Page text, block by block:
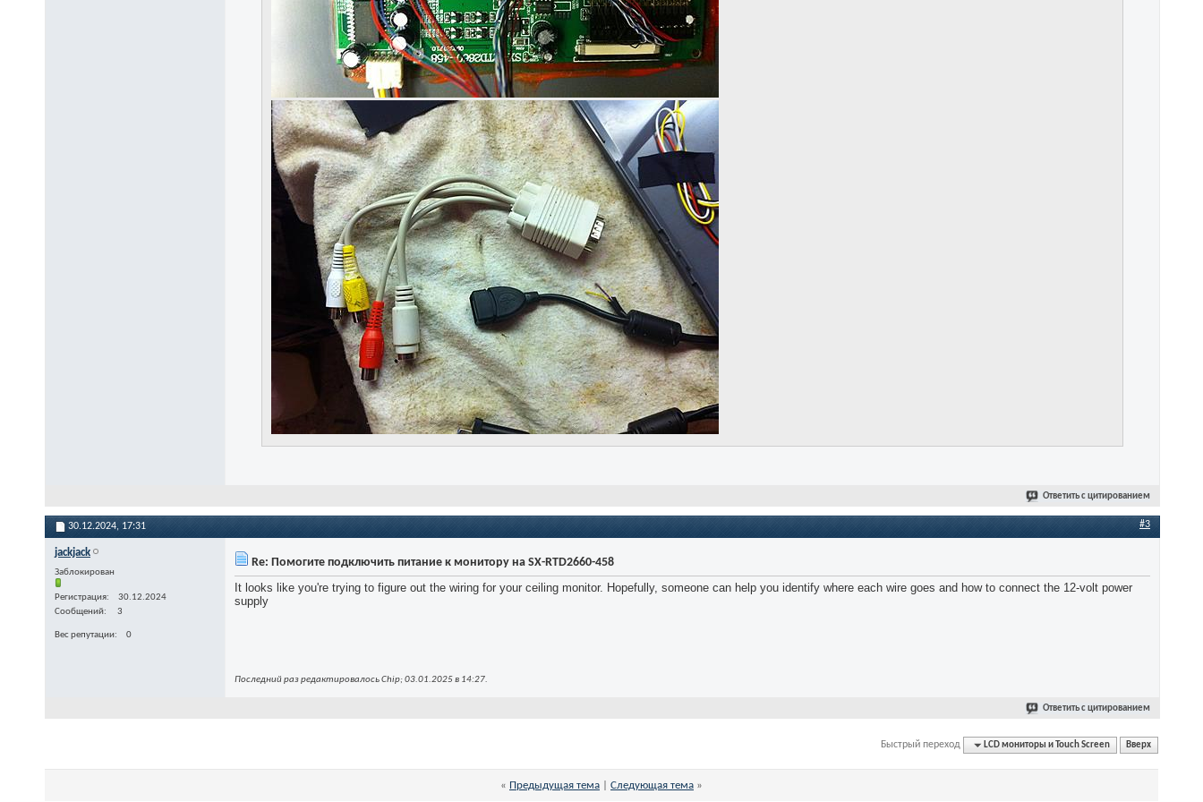
Ответить с цитированием
30.12.2024, 17:31 #3
jackjack
Заблокирован
Регистрация
30.12.2024
Сообщений
3
Вес репутации 0
Re: Помогите подключить питание к монитору на SX-RTD2660-458
It looks like you're trying to figure out the wiring for your ceiling monitor. Hopefully, someone can help you identify where each wire goes and how to connect the 12-volt power
supply
Последний раз редактировалось Chip; 03.01.2025 в 14:27.
Ответить с цитированием
Быстрый переход LCD мониторы и Touch Screen Вверх
« Предыдущая тема Следующая тема »